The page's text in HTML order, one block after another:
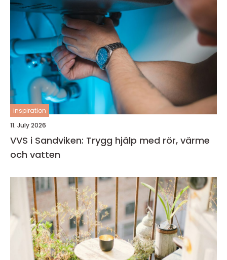
inspiration
11. July 2026
VVS i Sandviken: Trygg hjälp med rör, värme
och vatten